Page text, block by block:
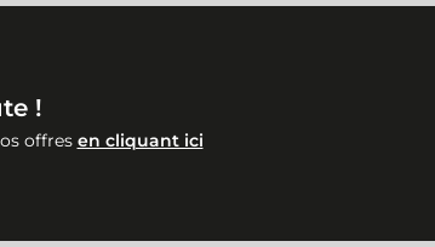
!
offres en cliquant ici